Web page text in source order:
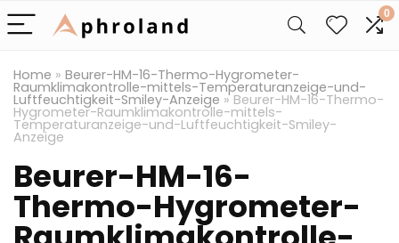
0
Home » Beurer-HM-16-Thermo-Hygrometer-
Raumklimakontrolle-mittels-Temperaturanzeige-und-
Luftfeuchtigkeit-Smiley-Anzeige » Beurer-HM-16-Thermo-
Hygrometer-Raumklimakontrolle-mittels-
Temperaturanzeige-und-Luftfeuchtigkeit-Smiley-
Anzeige
Beurer-HM-16-
Thermo-Hygrometer-